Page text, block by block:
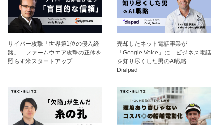
サイバー攻撃「世界第1位の侵入経
路」 ファームウエア攻撃の正体を
照らす米スタートアップ
売却したネット電話事業が
「Google Voice」に ビジネス電話
を知り尽くした男のAI戦略
Dialpad